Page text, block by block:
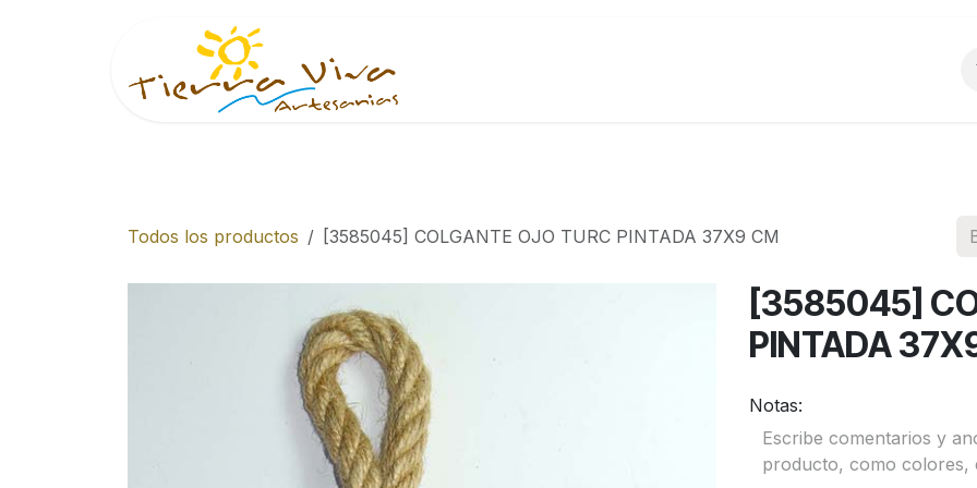
Preguntas
Todos los productos [3585045] COLGANTE OJO TURC PINTADA 37X9 CM
[3585045]
PINTADA
Notas: